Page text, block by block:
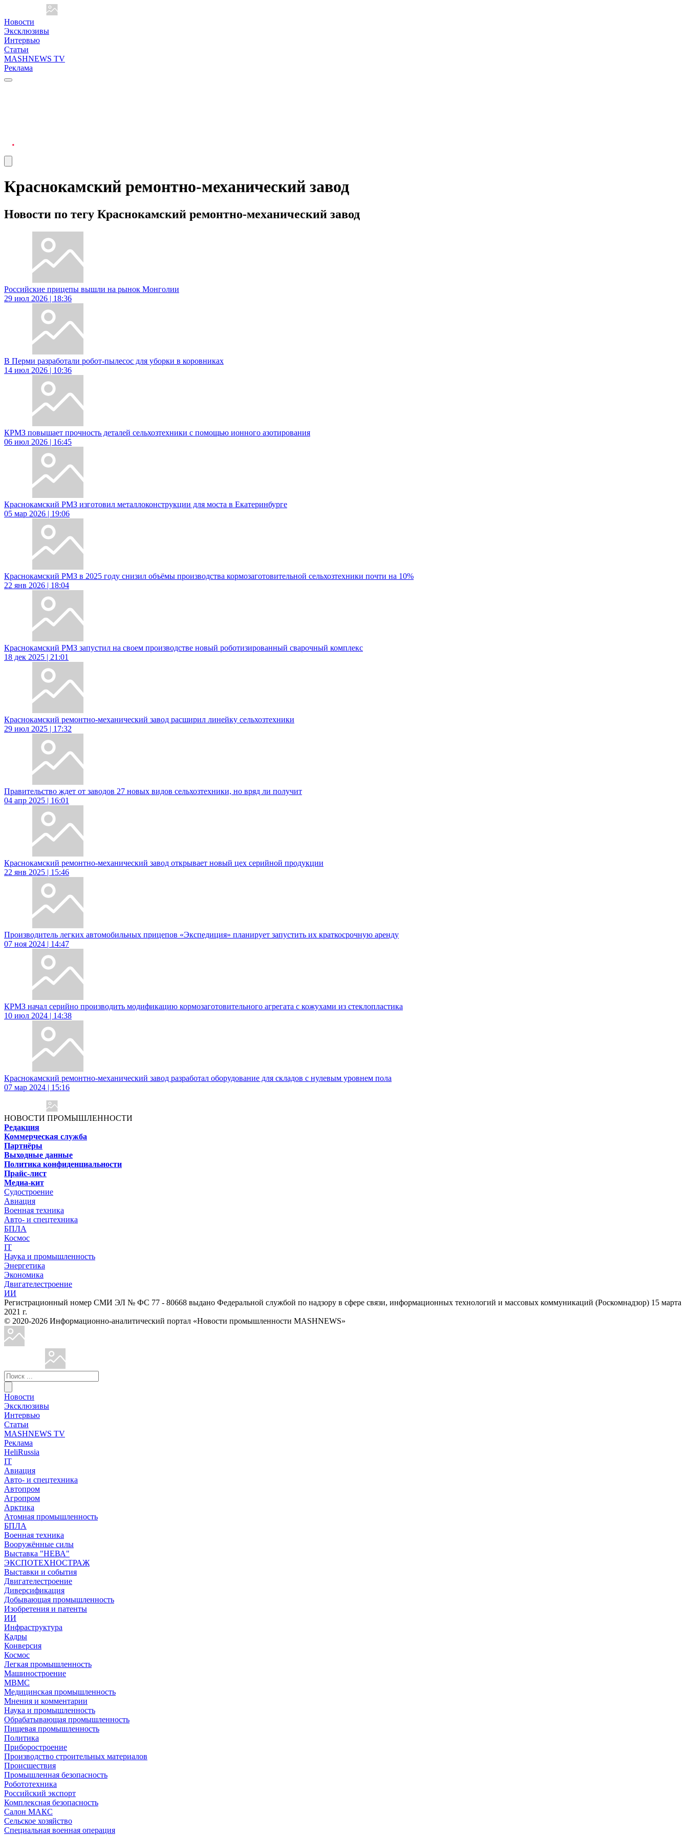
Новости
Эксклюзивы
Интервью
Статьи
MASHNEWS TV
Реклама
Краснокамский ремонтно-механический завод
Новости по тегу Краснокамский ремонтно-механический завод
Российские прицепы вышли на рынок Монголии
29 июл 2026 | 18:36
В Перми разработали робот-пылесос для уборки в коровниках
14 июл 2026 | 10:36
КРМЗ повышает прочность деталей сельхозтехники с помощью ионного азотирования
06 июл 2026 | 16:45
Краснокамский РМЗ изготовил металлоконструкции для моста в Екатеринбурге
05 мар 2026 | 19:06
Краснокамский РМЗ в 2025 году снизил объёмы производства кормозаготовительной сельхозтехники почти на 10%
22 янв 2026 | 18:04
Краснокамский РМЗ запустил на своем производстве новый роботизированный сварочный комплекс
18 дек 2025 | 21:01
Краснокамский ремонтно-механический завод расширил линейку сельхозтехники
29 июл 2025 | 17:32
Правительство ждет от заводов 27 новых видов сельхозтехники, но вряд ли получит
04 апр 2025 | 16:01
Краснокамский ремонтно-механический завод открывает новый цех серийной продукции
22 янв 2025 | 15:46
Производитель легких автомобильных прицепов «Экспедиция» планирует запустить их краткосрочную аренду
07 ноя 2024 | 14:47
КРМЗ начал серийно производить модификацию кормозаготовительного агрегата с кожухами из стеклопластика
10 июл 2024 | 14:38
Краснокамский ремонтно-механический завод разработал оборудование для складов с нулевым уровнем пола
07 мар 2024 | 15:16
НОВОСТИ ПРОМЫШЛЕННОСТИ
Редакция
Коммерческая служба
Партнёры
Выходные данные
Политика конфиденциальности
Прайс-лист
Медиа-кит
Судостроение
Авиация
Военная техника
Авто- и спецтехника
БПЛА
Космос
IT
Наука и промышленность
Энергетика
Экономика
Двигателестроение
ИИ
Регистрационный номер СМИ ЭЛ № ФС 77 - 80668 выдано Федеральной службой по надзору в сфере связи, информационных технологий и массовых коммуникаций (Роскомнадзор) 15 марта
2021 г.
© 2020-2026 Информационно-аналитический портал «Новости промышленности MASHNEWS»
Новости
Эксклюзивы
Интервью
Статьи
MASHNEWS TV
Реклама
HeliRussia
IT
Авиация
Авто- и спецтехника
Автопром
Агропром
Арктика
Атомная промышленность
БПЛА
Военная техника
Вооружённые силы
Выставка "НЕВА"
ЭКСПОТЕХНОСТРАЖ
Выставки и события
Двигателестроение
Диверсификация
Добывающая промышленность
Изобретения и патенты
ИИ
Инфраструктура
Кадры
Конверсия
Космос
Легкая промышленность
Машиностроение
МВМС
Медицинская промышленность
Мнения и комментарии
Наука и промышленность
Обрабатывающая промышленность
Пищевая промышленность
Политика
Приборостроение
Производство строительных материалов
Происшествия
Промышленная безопасность
Робототехника
Российский экспорт
Комплексная безопасность
Салон МАКС
Сельское хозяйство
Специальная военная операция